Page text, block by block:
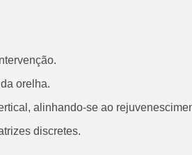
orelha.
alinhando-se ao
discretes.